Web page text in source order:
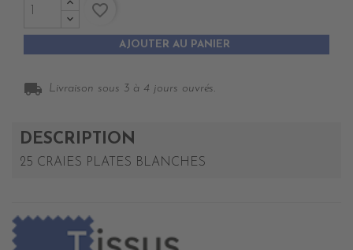
AJOUTER AU PANIER
favorite_border
local_shipping Livraison sous 3 à 4 jours ouvrés.
DESCRIPTION
25 CRAIES PLATES BLANCHES